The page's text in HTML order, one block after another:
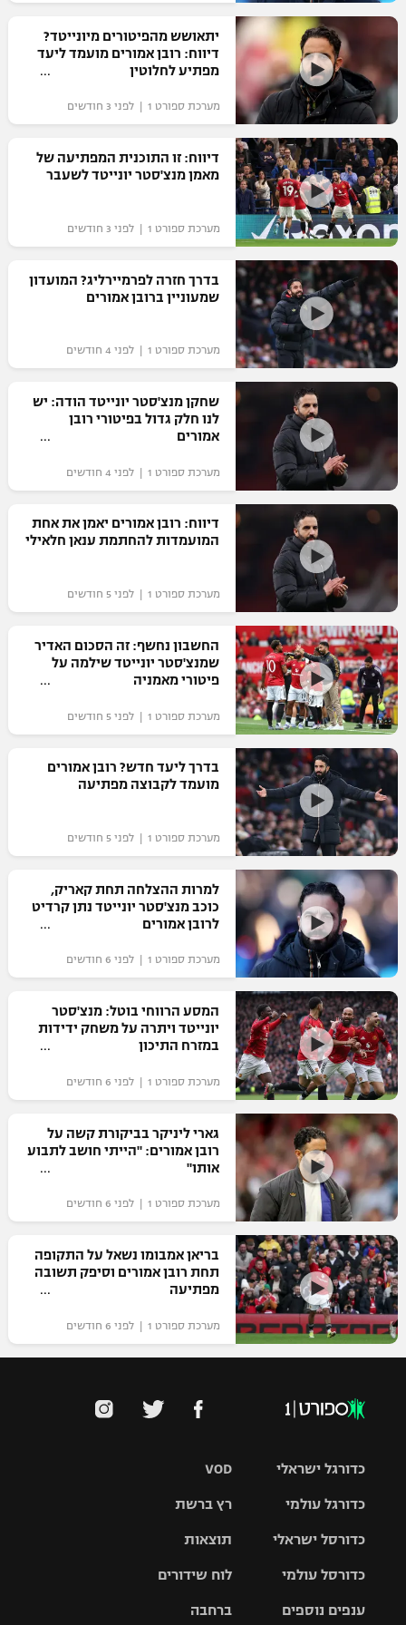
רשיון להקרנה פומבית לבית עסק
הצטרפות לחבילת הערוצים
לוח דרושים – ג'ובנט
תגיות
המגזין
יתאושש מהפיטורים מיונייטד?
דיווח: רובן אמורים מועמד ליעד
מפתיע לחלוטין
מערכת ספורט 1 | לפני 3 חודשים
דיווח: זו התוכנית המפתיעה של
מאמן מנצ'סטר יונייטד לשעבר
מערכת ספורט 1 | לפני 3 חודשים
בדרך חזרה לפרמיירליג? המועדון
שמעוניין ברובן אמורים
מערכת ספורט 1 | לפני 4 חודשים
שחקן מנצ'סטר יונייטד הודה: יש
לנו חלק גדול בפיטורי רובן
אמורים
מערכת ספורט 1 | לפני 4 חודשים
דיווח: רובן אמורים יאמן את אחת
המועמדות להחתמת ענאן חלאילי
מערכת ספורט 1 | לפני 5 חודשים
החשבון נחשף: זה הסכום האדיר
שמנצ'סטר יונייטד שילמה על
פיטורי מאמניה
מערכת ספורט 1 | לפני 5 חודשים
בדרך ליעד חדש? רובן אמורים
מועמד לקבוצה מפתיעה
מערכת ספורט 1 | לפני 5 חודשים
למרות ההצלחה תחת קאריק,
כוכב מנצ'סטר יונייטד נתן קרדיט
לרובן אמורים
מערכת ספורט 1 | לפני 6 חודשים
המסע הרווחי בוטל: מנצ'סטר
יונייטד ויתרה על משחק ידידות
במזרח התיכון
מערכת ספורט 1 | לפני 6 חודשים
גארי ליניקר בביקורת קשה על
רובן אמורים: "הייתי חושב לתבוע
אותו"
מערכת ספורט 1 | לפני 6 חודשים
בריאן אמבומו נשאל על התקופה
תחת רובן אמורים וסיפק תשובה
מפתיעה
מערכת ספורט 1 | לפני 6 חודשים
VOD
רץ ברשת
תוצאות
לוח שידורים
ברחבה
כדורגל ישראלי
גביע הטוטו
כדורגל עולמי
האלופות
ליגה
כדורסל ישראלי
סל
כדורסל עולמי
ענפים נוספים